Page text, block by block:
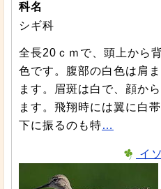
科名
シギ科
全長20ｃｍで、頭上から
色です。腹部の白色は肩
ます。眉斑は白で、顔か
ます。飛翔時には翼に白
下に振るのも特…
イ